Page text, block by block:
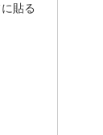
貼る